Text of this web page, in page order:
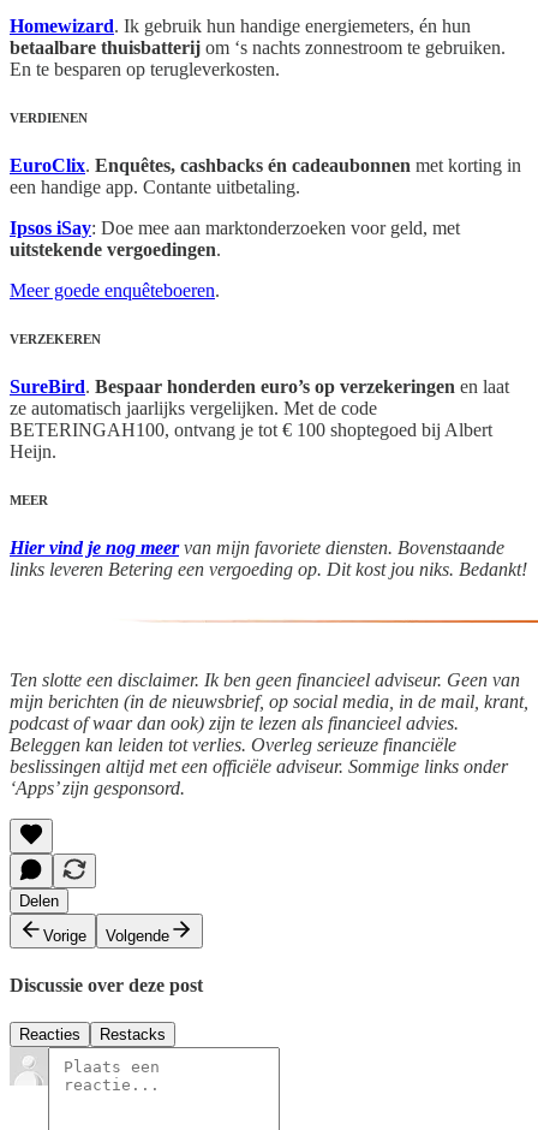
Homewizard. Ik gebruik hun handige energiemeters, én hun
betaalbare thuisbatterij om ‘s nachts zonnestroom te gebruiken.
En te besparen op terugleverkosten.
VERDIENEN
EuroClix. Enquêtes, cashbacks én cadeaubonnen met korting in
een handige app. Contante uitbetaling.
Ipsos iSay: Doe mee aan marktonderzoeken voor geld, met
uitstekende vergoedingen.
Meer goede enquêteboeren.
VERZEKEREN
SureBird. Bespaar honderden euro’s op verzekeringen en laat
ze automatisch jaarlijks vergelijken. Met de code
BETERINGAH100, ontvang je tot € 100 shoptegoed bij Albert
Heijn.
MEER
Hier vind je nog meervan mijn favoriete diensten. Bovenstaande
links leveren Betering een vergoeding op. Dit kost jou niks. Bedankt!
Ten slotte een disclaimer. Ik ben geen financieel adviseur. Geen van
mijn berichten (in de nieuwsbrief, op social media, in de mail, krant,
podcast of waar dan ook) zijn te lezen als financieel advies.
Beleggen kan leiden tot verlies. Overleg serieuze financiële
beslissingen altijd met een officiële adviseur. Sommige links onder
‘Apps’ zijn gesponsord.
Delen
Vorige
Volgende
Discussie over deze post
Reacties Restacks